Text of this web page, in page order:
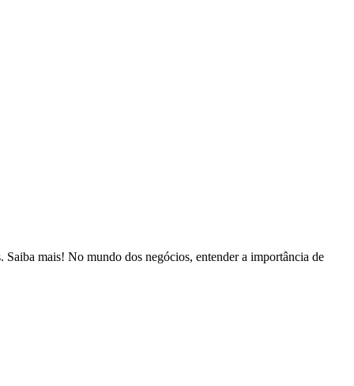
mais! No mundo dos negócios, entender a importância de